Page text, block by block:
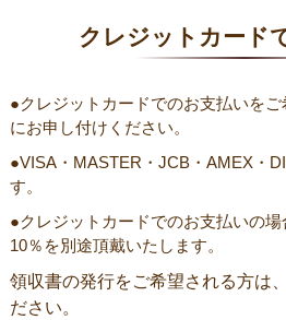
クレジットカード
●クレジットカードでのお支払いを
にお申し付けください。
●VISA・MASTER・JCB・AMEX・
す。
●クレジットカードでのお支払いの
10％を別途頂戴いたします。
領収書の発行をご希望される方は
ださい。